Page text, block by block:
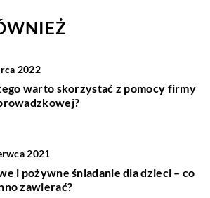
2022
warto skorzystać z pomocy firmy
2021
i pożywne śniadanie dla dzieci – co
zawierać?